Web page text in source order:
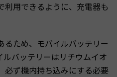
利用できるように、充電器も
るため、モバイルバッテリー
ルバッテリーはリチウムイオ
必ず機内持ち込みにする必要